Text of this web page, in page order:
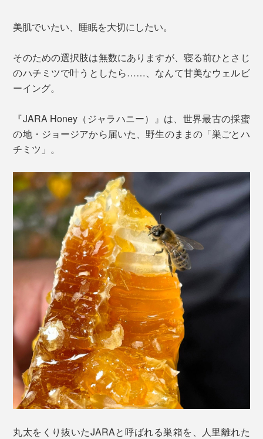
美肌でいたい、睡眠を大切にしたい。
そのための選択肢は無数にありますが、寝る前ひとさじ
のハチミツで叶うとしたら……、なんて甘美なウェルビ
ーイング。
『JARA Honey（ジャラハニー）』は、世界最古の採蜜
の地・ジョージアから届いた、野生のままの「巣ごとハ
チミツ」。
丸太をくり抜いたJARAと呼ばれる巣箱を、人里離れた